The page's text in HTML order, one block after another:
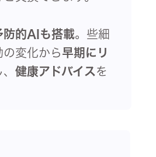
防的AIも搭載。些細
変化から 早期にリ
健康アドバイス を